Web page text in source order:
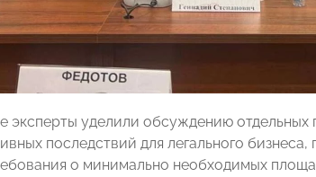
эксперты уделили обсуждению
последствий для легального
о минимально необходимых